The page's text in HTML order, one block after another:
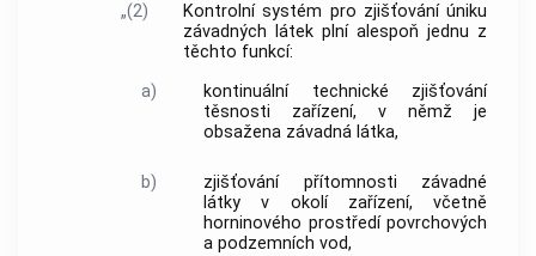
„(2)
Kontrolní systém pro zjišťování úniku
závadných látek plní alespoň jednu z
těchto funkcí:
a)
kontinuální technické zjišťování
těsnosti zařízení, v němž je
obsažena závadná látka,
b)
zjišťování přítomnosti závadné
látky v okolí zařízení, včetně
horninového prostředí povrchových
a podzemních vod,